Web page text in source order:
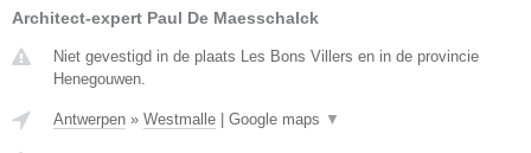
Architect-expert Paul De Maesschalck
Niet gevestigd in de plaats Les Bons Villers en in de provincie
Henegouwen.
Antwerpen » Westmalle Google maps ▼